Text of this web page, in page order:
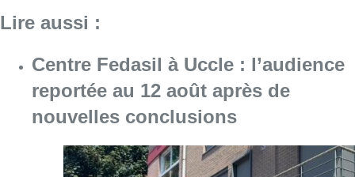
Lire aussi :
Centre Fedasil à Uccle : l’audience
reportée au 12 août après de
nouvelles conclusions